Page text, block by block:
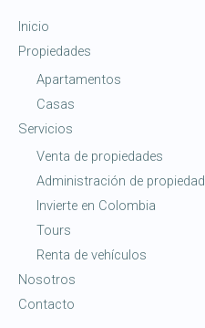
Inicio
Propiedades
Apartamentos
Casas
Servicios
Venta de propiedades
Administración de
Invierte en Colombia
Tours
Renta de vehículos
Nosotros
Contacto